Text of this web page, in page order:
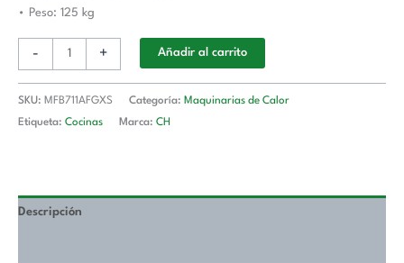
• Peso: 125 kg
- + Añadir al carrito
SKU: MFB711AFGXS Categoría: Maquinarias de Calor
Etiqueta: Cocinas Marca: CH
Descripción